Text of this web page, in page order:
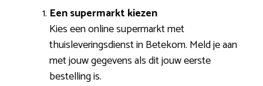
Een supermarkt kiezen
Kies een online supermarkt met
thuisleveringsdienst in Betekom. Meld je aan
met jouw gegevens als dit jouw eerste
bestelling is.